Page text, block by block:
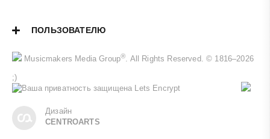
ПОЛЬЗОВАТЕЛЮ
Musicmakers Media Group®. All Rights Reserved. © 1816–2026
;)
Дизайн
CENTROARTS